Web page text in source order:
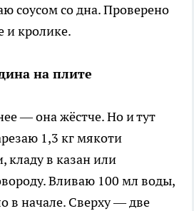
соусом со дна. Проверено
и кролике.
на плите
— она жёстче. Но и тут
1,3 кг мякоти
кладу в казан или
Вливаю 100 мл воды,
в начале. Сверху — две